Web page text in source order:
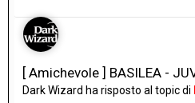
[ Amichevole ] BASILEA -
Dark Wizard ha risposto al topic di